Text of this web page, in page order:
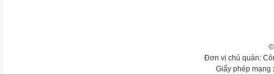
Đơn vị chủ quản:
Giấy phép mạng